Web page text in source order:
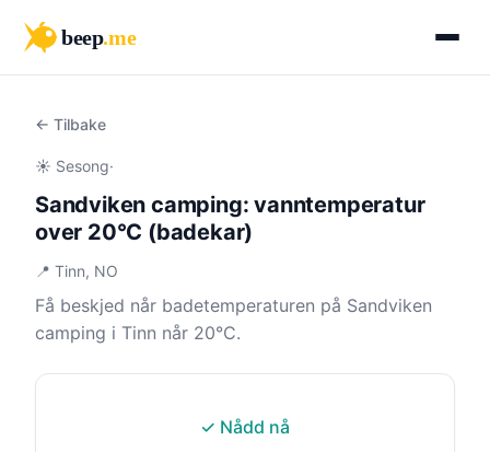
beep.me
← Tilbake
☀️ Sesong·
Sandviken camping: vanntemperatur
over 20°C (badekar)
📍 Tinn, NO
Få beskjed når badetemperaturen på Sandviken
camping i Tinn når 20°C.
✓ Nådd nå